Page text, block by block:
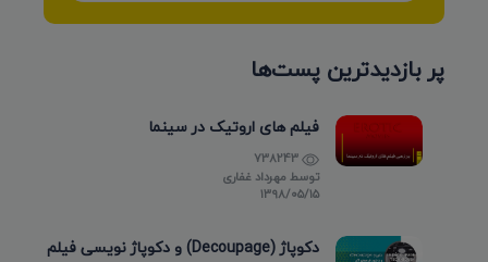
پر بازدیدترین پست‌ها
فیلم های اروتیک در سینما
توسط مهرداد غفاری
۱۳۹۸/۰۵/۱۵
دکوپاژ (Decoupage) و دکوپاژ نویسی فیلم